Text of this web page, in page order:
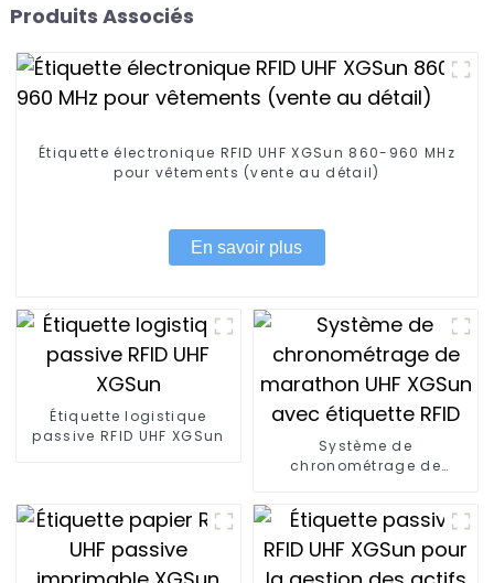
Produits Associés
Étiquette électronique RFID UHF XGSun 860-960 MHz
pour vêtements (vente au détail)
En savoir plus
Étiquette logistique
passive RFID UHF XGSun
Système de
chronométrage de
avec étiquette RFID